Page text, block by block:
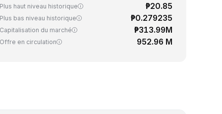
Plus haut niveau historique ₱20.85
Plus bas niveau historique ₱0.279235
Capitalisation du marché ₱313.99M
Offre en circulation 952.96 M